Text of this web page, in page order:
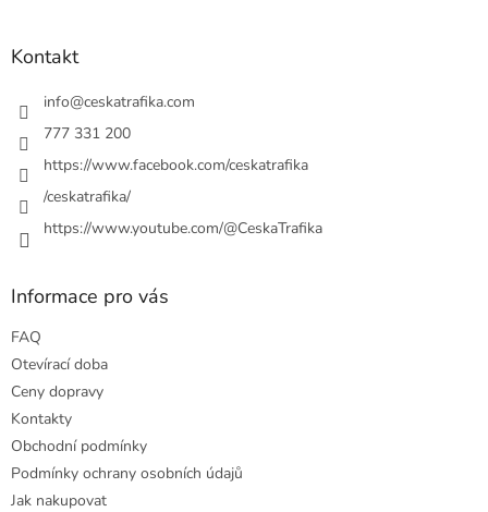
k
ý
Kontakt
info@ceskatrafika.com
777 331 200
https://www.facebook.com/ceskatrafika
/ceskatrafika/
https://www.youtube.com/@CeskaTrafika
Informace pro vás
FAQ
Otevírací doba
Ceny dopravy
Kontakty
Obchodní podmínky
Podmínky ochrany osobních údajů
Jak nakupovat